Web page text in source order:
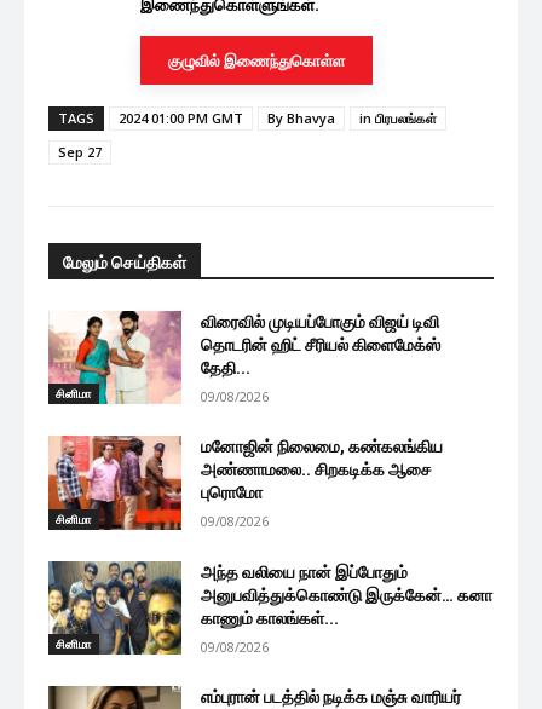
இணைந்துகொள்ளுங்கள்.
குழுவில் இணைந்துகொள்ள
TAGS 2024 01:00 PM GMT By Bhavya
in பிரபலங்கள்
Sep 27
மேலும் செய்திகள்
சினிமா
விரைவில் முடியப்போகும் விஜய் டிவி
தொடரின் ஹிட் சீரியல் கிளைமேக்ஸ்
தேதி...
09/08/2026
சினிமா
மனோஜின் நிலைமை, கண்கலங்கிய
அண்ணாமலை.. சிறகடிக்க ஆசை
புரொமோ
09/08/2026
சினிமா
அந்த வலியை நான் இப்போதும்
அனுபவித்துக்கொண்டு இருக்கேன்… கனா
காணும் காலங்கள்...
09/08/2026
எம்புரான் படத்தில் நடிக்க மஞ்சு வாரியர்